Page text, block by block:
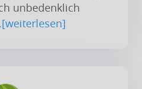
unbedenklich